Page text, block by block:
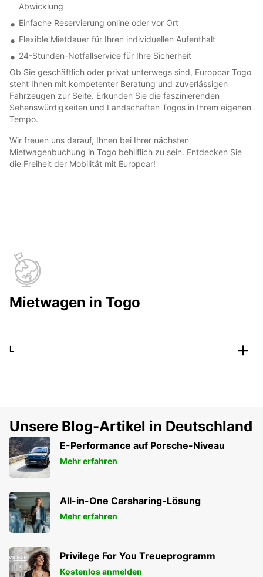
Abwicklung
Einfache Reservierung online oder vor Ort
Flexible Mietdauer für Ihren individuellen Aufenthalt
24-Stunden-Notfallservice für Ihre Sicherheit
Ob Sie geschäftlich oder privat unterwegs sind, Europcar Togo
steht Ihnen mit kompetenter Beratung und zuverlässigen
Fahrzeugen zur Seite. Erkunden Sie die faszinierenden
Sehenswürdigkeiten und Landschaften Togos in Ihrem eigenen
Tempo.
Wir freuen uns darauf, Ihnen bei Ihrer nächsten
Mietwagenbuchung in Togo behilflich zu sein. Entdecken Sie
die Freiheit der Mobilität mit Europcar!
Mietwagen in Togo
L
Unsere Blog-Artikel in Deutschland
E-Performance auf Porsche-Niveau
Mehr erfahren
All-in-One Carsharing-Lösung
Mehr erfahren
Privilege For You Treueprogramm
Kostenlos anmelden